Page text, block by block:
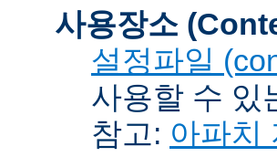
사용장소
설정파일
사용할 수 있
참고: 아파치